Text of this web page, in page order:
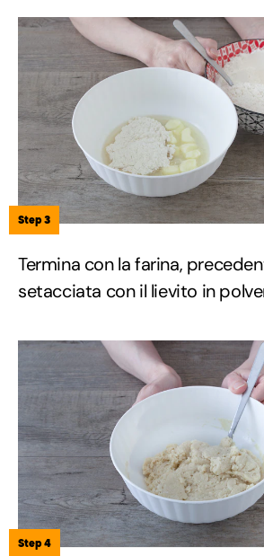
Step 3
Termina con la farina,
setacciata con il lievito in
Step 4